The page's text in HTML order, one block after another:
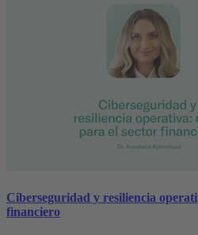
Ciberseguridad y resiliencia
financiero